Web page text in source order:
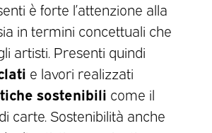
è forte l’attenzione alla
in termini concettuali che
artisti. Presenti quindi
e lavori realizzati
sostenibili come il
carte. Sostenibilità anche